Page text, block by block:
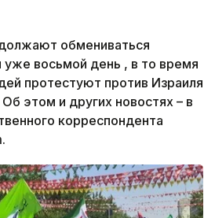
обмениваться
восьмой день , в то время
протестуют против Израиля
этом и других новостях – в
корреспондента